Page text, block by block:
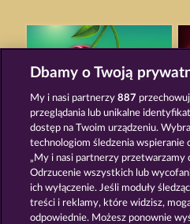
FRUITS FIRST DIAMOND TREASURES
Dbamy o Twoją
My i nasi partnerzy887
przeglądania lub unikalne
dostęp na Twoim urządzeniu.
technologiom śledzenia wspieranie
„My i nasi partnerzy przetwarzamy
Odrzucenie wszystkich lub
ich wyłączenie. Jeśli moduły
treści i reklamy, które widzisz,
odpowiednie. Możesz ponownie